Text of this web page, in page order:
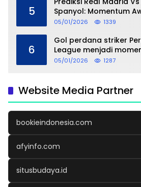
5
Spanyol: Momentum
Taruhan
05/01/2026 1339
6
Gol perdana striker
League menjadi
dipersembahkan untuk
05/01/2026 1287
Website Media Partner
bookieindonesia.com
afyinfo.com
situsbudaya.id